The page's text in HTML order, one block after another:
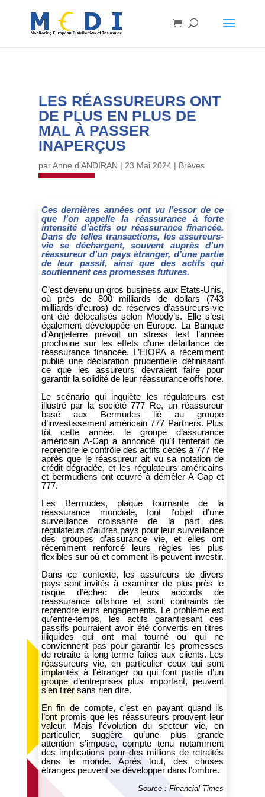
LES RÉASSUREURS ONT
DE PLUS EN PLUS DE
MAL À PASSER
INAPERÇUS
parAnne d’ANDIRAN | 23 Mai 2024| Brèves
Ces dernières années ont vu l’essor de ce
que l’on appelle la réassurance à forte
intensité d’actifs ou réassurance financée.
Dans de telles transactions, les assureurs-
vie se déchargent, souvent auprès d’un
réassureur d’un pays étranger, d’une partie
de leur passif, ainsi que des actifs qui
soutiennent ces promesses futures.
C’est devenu un gros business aux Etats-Unis,
où près de 800 milliards de dollars (743
milliards d’euros) de réserves d’assureurs-vie
ont été délocalisés selon Moody’s. Elle s’est
également développée en Europe. La Banque
d’Angleterre prévoit un stress test l’année
prochaine sur les effets d’une défaillance de
réassurance financée. L’EIOPA a récemment
publié une déclaration prudentielle définissant
ce que les assureurs devraient faire pour
garantir la solidité de leur réassurance offshore.
Le scénario qui inquiète les régulateurs est
illustré par la société 777 Re, un réassureur
basé aux Bermudes lié au groupe
d’investissement américain 777 Partners. Plus
tôt cette année, le groupe d’assurance
américain A-Cap a annoncé qu’il tenterait de
reprendre le contrôle des actifs cédés à 777 Re
après que le réassureur ait vu sa notation de
crédit dégradée, et les régulateurs américains
et bermudiens ont œuvré à démêler A-Cap et
777.
Les Bermudes, plaque tournante de la
réassurance mondiale, font l’objet d’une
surveillance croissante de la part des
régulateurs d’autres pays pour leur surveillance
des groupes d’assurance vie, et elles ont
récemment renforcé leurs règles les plus
flexibles sur où et comment ils peuvent investir.
Dans ce contexte, les assureurs de divers
pays sont invités à examiner de plus près le
risque d’échec de leurs accords de
réassurance offshore et sont contraints de
reprendre leurs engagements. Le problème est
qu’entre-temps, les actifs garantissant ces
passifs pourraient avoir été convertis en titres
illiquides qui ont mal tourné ou qui ne
conviennent pas pour garantir les promesses
de retraite à long terme faites aux clients. Les
réassureurs vie, en particulier ceux qui sont
implantés à l’étranger ou qui font partie d’un
groupe d’entreprises plus important, peuvent
s’en tirer sans rien dire.
En fin de compte, c’est en payant quand ils
l’ont promis que les réassureurs prouvent leur
valeur. Mais l’évolution du secteur vie, en
particulier, suggère qu’une plus grande
attention s’impose, compte tenu notamment
des implications pour des millions de retraités
dans le monde. Après tout, des choses
étranges peuvent se développer dans l’ombre.
Source : Financial Times